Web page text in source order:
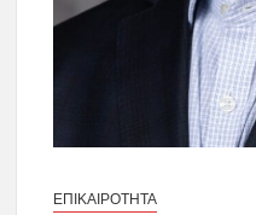
ΕΠΙΚΑΙΡΟΤΗΤΑ